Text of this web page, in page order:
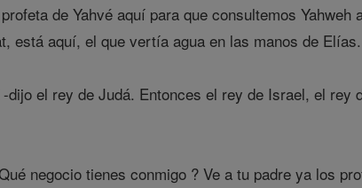
de Yahvé aquí para que consultemos
está aquí, el que vertía agua en las manos de
dijo el rey de Judá. Entonces el rey de Israel, el
negocio tienes conmigo ? Ve a tu padre ya los